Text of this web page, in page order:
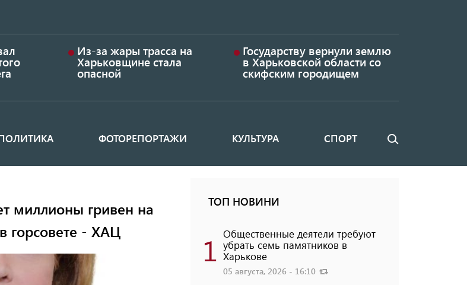
Из-за жары трасса на
Харьковщине стала
опасной
Государству вернули землю
в Харьковской области со
скифским городищем
ФОТОРЕПОРТАЖИ КУЛЬТУРА СПОРТ Поиск
миллионы гривен на
горсовете - ХАЦ
ТОП НОВИНИ
1 Общественные деятели требуют
убрать семь памятников в
Харькове
05 августа, 2026 - 16:10